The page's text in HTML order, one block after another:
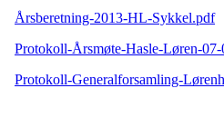
Årsberetning-2013-HL-Sykkel.pdf
Protokoll-Årsmøte-Hasle-Løren-
Protokoll-Generalforsamling-